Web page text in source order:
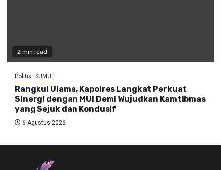
2 min read
Politik SUMUT
Rangkul Ulama, Kapolres Langkat Perkuat
Sinergi dengan MUI Demi Wujudkan Kamtibmas
yang Sejuk dan Kondusif
6 Agustus 2026